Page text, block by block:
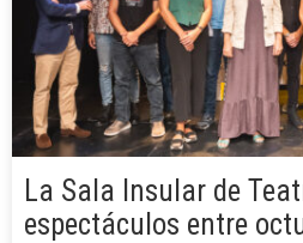
La Sala Insular de
espectáculos entre